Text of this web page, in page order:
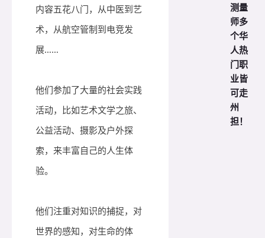
内容五花八门，从中医到艺
术，从航空管制到电竞发
展……
他们参加了大量的社会实践
活动，比如艺术文学之旅、
公益活动、摄影及户外探
索，来丰富自己的人生体
验。
他们注重对知识的捕捉，对
世界的感知，对生命的体
测量
师多
个华
人热
门职
业皆
可走
州
担！